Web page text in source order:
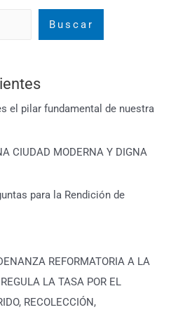
Buscar
el pilar fundamental de nuestra
CIUDAD MODERNA Y DIGNA
para la Rendición de
REFORMATORIA A LA
LA TASA POR EL
RECOLECCIÓN,